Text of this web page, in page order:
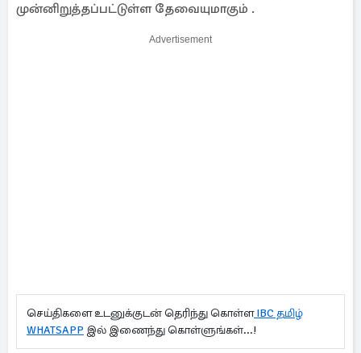
முன்னிறுத்தப்பட்டுள்ள தேவையுமாகும் .
Advertisement
செய்திகளை உடனுக்குடன் தெரிந்து கொள்ளIBC தமிழ்
WHATSAPP இல் இணைந்து கொள்ளுங்கள்...!